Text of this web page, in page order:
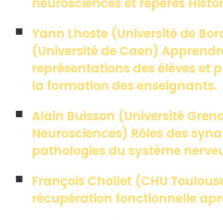
neurosciences et repères
Yann Lhoste (Université de
(Université de Caen)
représentations des élèves et
la formation des enseignants.
Alain Buisson (Université
Neurosciences) Rôles des
pathologies du système
François Chollet (CHU
récupération fonctionnelle